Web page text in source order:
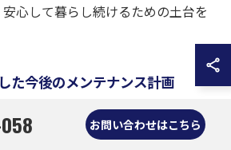
心して暮らし続けるための土台を
た今後のメンテナンス計画
の結果をもとに、今後のメンテナン
は、外壁塗装を長持ちさせる秘訣で
お問い合わせはこちら